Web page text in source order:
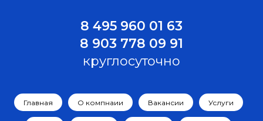
8 495 960 01 63
8 903 778 09 91
круглосуточно
Главная О компнаии Вакансии Услуги